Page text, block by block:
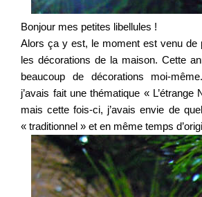
Bonjour mes petites libellules !
Alors ça y est, le moment est venu de
les décorations de la maison. Cette
beaucoup de décorations moi-
j’avais fait une thématique «
mais cette fois-ci, j’avais envie de
« traditionnel » et en même temps